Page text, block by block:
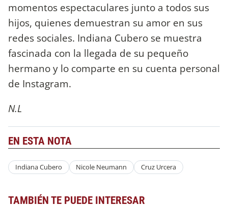
momentos espectaculares junto a todos sus
hijos, quienes demuestran su amor en sus
redes sociales. Indiana Cubero se muestra
fascinada con la llegada de su pequeño
hermano y lo comparte en su cuenta personal
de Instagram.
N.L
EN ESTA NOTA
Indiana Cubero Nicole Neumann Cruz Urcera
TAMBIÉN TE PUEDE INTERESAR